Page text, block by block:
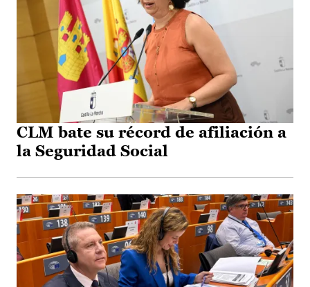
CLM bate su récord de afiliación a
la Seguridad Social